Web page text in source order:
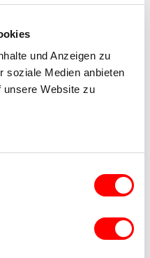
und Anzeigen zu
soziale Medien anbieten
unsere Website zu